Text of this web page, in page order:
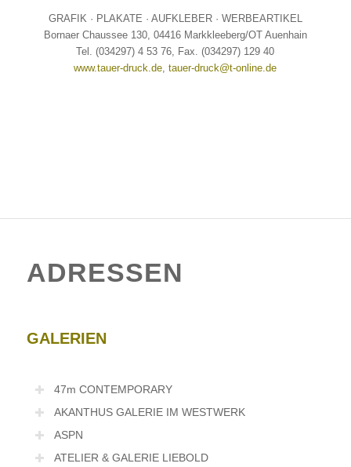
GRAFIK · PLAKATE · AUFKLEBER · WERBEARTIKEL
Bornaer Chaussee 130, 04416 Markkleeberg/OT Auenhain
Tel. (034297) 4 53 76, Fax. (034297) 129 40
www.tauer-druck.de,tauer-druck@t-online.de
ADRESSEN
GALERIEN
47m CONTEMPORARY
AKANTHUS GALERIE IM WESTWERK
ASPN
ATELIER & GALERIE LIEBOLD